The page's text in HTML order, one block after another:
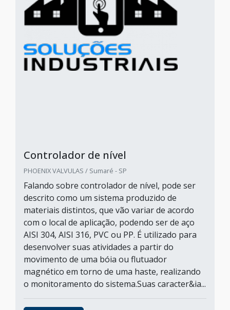
Controlador de nível
PHOENIX VALVULAS / Sumaré - SP
Falando sobre controlador de nível, pode ser
descrito como um sistema produzido de
materiais distintos, que vão variar de acordo
com o local de aplicação, podendo ser de aço
AISI 304, AISI 316, PVC ou PP. É utilizado para
desenvolver suas atividades a partir do
movimento de uma bóia ou flutuador
magnético em torno de uma haste, realizando
o monitoramento do sistema.Suas caracter&ia...